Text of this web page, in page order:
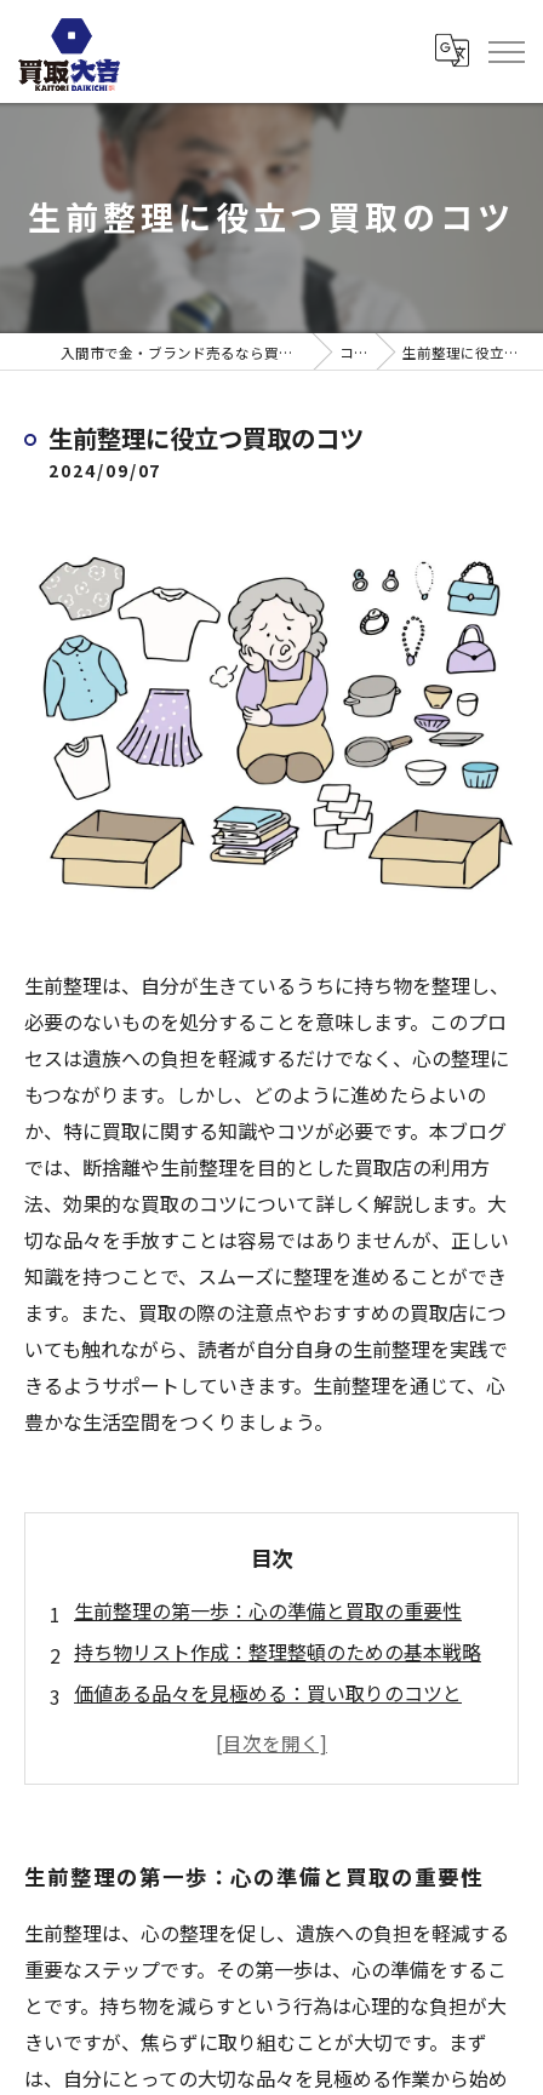
生前整理に役立つ買取のコツ
入間市で金・ブランド売るなら買取大吉 ウエスタ武蔵藤沢店 コラム 生前整理に役立つ買取のコツ
生前整理に役立つ買取のコツ
2024/09/07
生前整理は、自分が生きているうちに持ち物を整理し、
必要のないものを処分することを意味します。このプロ
セスは遺族への負担を軽減するだけでなく、心の整理に
もつながります。しかし、どのように進めたらよいの
か、特に買取に関する知識やコツが必要です。本ブログ
では、断捨離や生前整理を目的とした買取店の利用方
法、効果的な買取のコツについて詳しく解説します。大
切な品々を手放すことは容易ではありませんが、正しい
知識を持つことで、スムーズに整理を進めることができ
ます。また、買取の際の注意点やおすすめの買取店につ
いても触れながら、読者が自分自身の生前整理を実践で
きるようサポートしていきます。生前整理を通じて、心
豊かな生活空間をつくりましょう。
目次
生前整理の第一歩：心の準備と買取の重要性
持ち物リスト作成：整理整頓のための基本戦略
価値ある品々を見極める：買い取りのコツと
生前整理の第一歩：心の準備と買取の重要性
生前整理は、心の整理を促し、遺族への負担を軽減する
重要なステップです。その第一歩は、心の準備をするこ
とです。持ち物を減らすという行為は心理的な負担が大
きいですが、焦らずに取り組むことが大切です。まず
は、自分にとっての大切な品々を見極める作業から始め